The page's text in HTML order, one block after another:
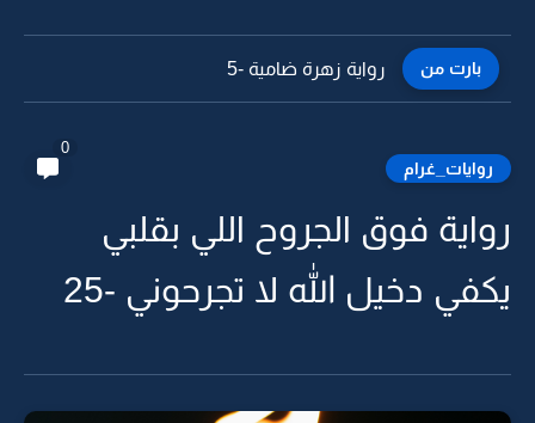
بارت من رواية زهرة ضامية -4
روايات_غرام
0
رواية فوق الجروح اللي بقلبي
يكفي دخيل الله لا تجرحوني -25